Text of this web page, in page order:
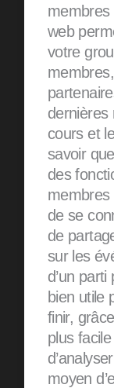
membres
web
votre
dernières
cours et
savoir
des
membres
de se
de
sur les
d’un
bien utile
finir,
plus
moyen